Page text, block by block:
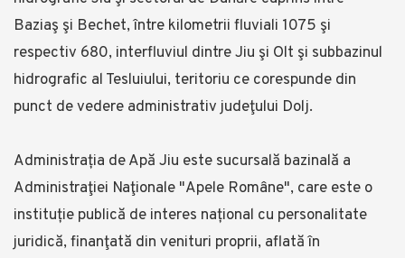
Baziaş şi Bechet, între kilometrii fluviali 1075 şi
respectiv 680, interfluviul dintre Jiu şi Olt şi subbazinul
hidrografic al Tesluiului, teritoriu ce corespunde din
punct de vedere administrativ judeţului Dolj.
Administrația de Apă Jiu este sucursală bazinală a
Administraţiei Naţionale "Apele Române", care este o
instituție publică de interes național cu personalitate
juridică, finanţată din venituri proprii, aflată în